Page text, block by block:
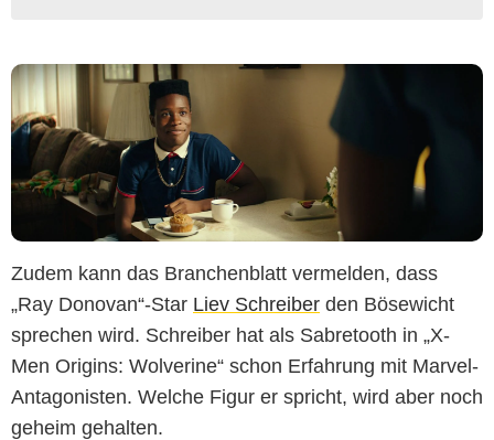
Zudem kann das Branchenblatt vermelden, dass
„Ray Donovan“-Star Liev Schreiber den Bösewicht
sprechen wird. Schreiber hat als Sabretooth in „X-
Men Origins: Wolverine“ schon Erfahrung mit Marvel-
Antagonisten. Welche Figur er spricht, wird aber noch
geheim gehalten.